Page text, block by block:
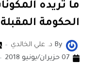
ما تريده
الحكومة المقبلة
By د. علي الخالدي
07 حزيران/يونيو 2018